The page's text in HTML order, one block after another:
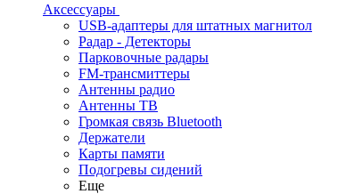
Аксессуары
USB-адаптеры для штатных магнитол
Радар - Детекторы
Парковочные радары
FM-трансмиттеры
Антенны радио
Антенны ТВ
Громкая связь Bluetooth
Держатели
Карты памяти
Подогревы сидений
Еще